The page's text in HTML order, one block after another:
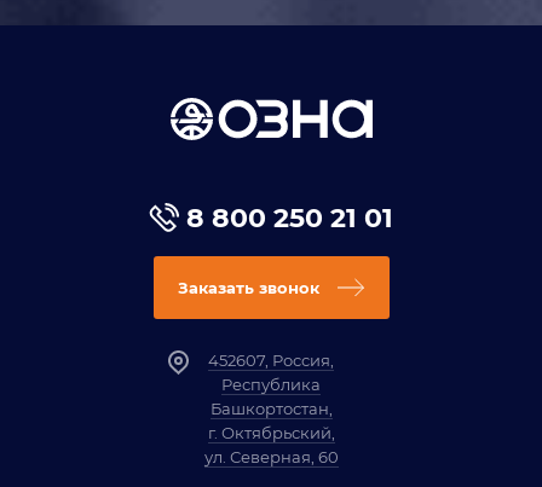
8 800 250 21 01
Заказать звонок
452607, Россия,
Республика
Башкортостан,
г. Октябрьский,
ул. Северная, 60